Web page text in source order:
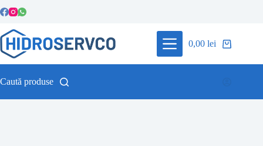
la
Coș
0,00lei
Caută produse